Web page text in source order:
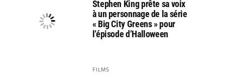
Stephen King prête sa voix
à un personnage de la série
« Big City Greens » pour
l’épisode d’Halloween
FILMS